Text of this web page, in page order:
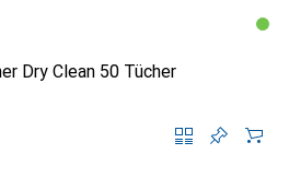
Dry Clean 50 Tücher